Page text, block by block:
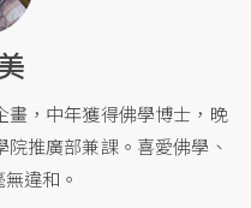
，中年獲得佛學博士，晚
推廣部兼課。喜愛佛學、
違和。